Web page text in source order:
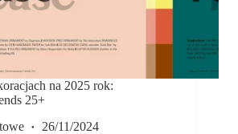
na 2025 rok:
25+
26/11/2024